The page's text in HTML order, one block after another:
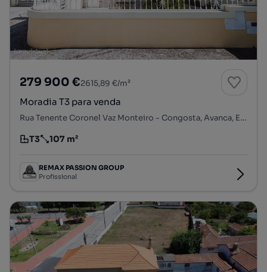
279 900 €2615,89 €/m²
Moradia T3 para venda
Rua Tenente Coronel Vaz Monteiro - Congosta, Avanca, Estarreja, Aveiro
Tipologia
T3
Preço por metro quadrado
107 m²
REMAX PASSION GROUP
Profissional